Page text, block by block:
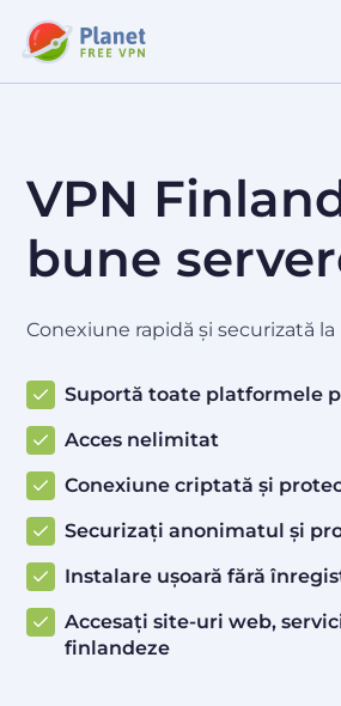
VPN
bune
Conexiune rapidă și securizată
Suportă toate platformele
Acces nelimitat
Conexiune criptată și
Securizați anonimatul și
Instalare ușoară fără
Accesați site-uri web,
finlandeze